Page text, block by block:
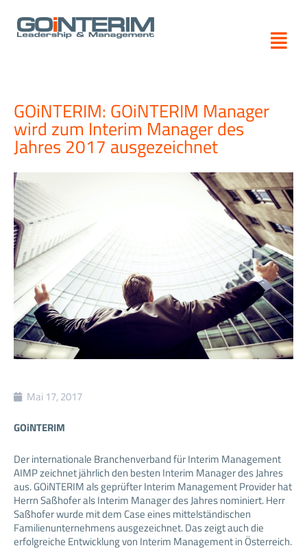
Inhalt
springen
GOiNTERIM: GOiNTERIM Manager
wird zum Interim Manager des
Jahres 2017 ausgezeichnet
Mai 17, 2017
GOiNTERIM
Der internationale Branchenverband für Interim Management
AIMP zeichnet jährlich den besten Interim Manager des Jahres
aus. GOiNTERIM als geprüfter Interim Management Provider hat
Herrn Saßhofer als Interim Manager des Jahres nominiert. Herr
Saßhofer wurde mit dem Case eines mittelständischen
Familienunternehmens ausgezeichnet. Das zeigt auch die
erfolgreiche Entwicklung von Interim Management in Österreich.